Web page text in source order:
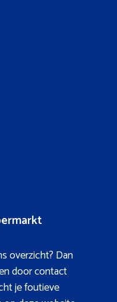
overzicht? Dan
door contact
je foutieve